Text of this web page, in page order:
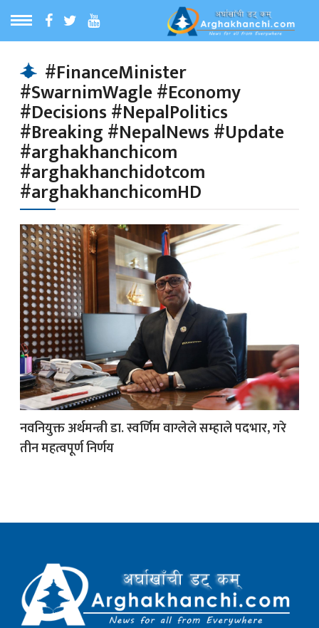
MENU
समाचार
समाचार
समाचार
News
#FinanceMinister
#SwarnimWagle #Economy
#Decisions #NepalPolitics
#Breaking #NepalNews #Update
#arghakhanchicom
#arghakhanchidotcom
#arghakhanchicomHD
नवनियुक्त अर्थमन्त्री डा. स्वर्णिम वाग्लेले सम्हाले पदभार, गरे
तीन महत्वपूर्ण निर्णय